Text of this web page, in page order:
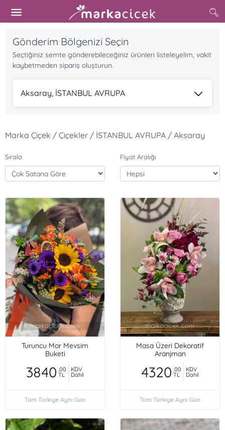
Gönderim Bölgenizi Seçin
Seçtiğiniz semte gönderebileceğiniz ürünleri listeleyelim, vakit
kaybetmeden sipariş oluşturun.
Aksaray, İSTANBUL AVRUPA
Marka Çiçek / Çiçekler / İSTANBUL AVRUPA / Aksaray
Sırala Fiyat Aralığı
Turuncu Mor Mevsim
Buketi
3840 ,00
TL
KDV
Dahil
Tüm Türkiye Aynı Gün
Masa Üzeri Dekoratif
Aranjman
4320 ,00
TL
KDV
Dahil
Tüm Türkiye Aynı Gün